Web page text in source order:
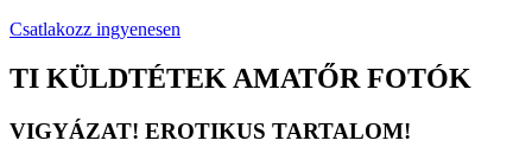
Csatlakozz ingyenesen
TI KÜLDTÉTEK AMATŐR FOTÓK
VIGYÁZAT! EROTIKUS TARTALOM!